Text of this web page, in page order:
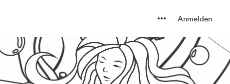
Anmelden